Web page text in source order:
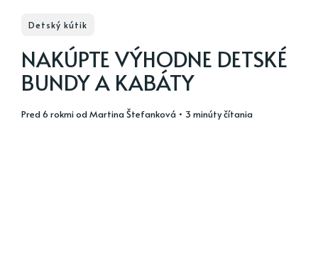
Detský kútik
NAKÚPTE VÝHODNE DETSKÉ
BUNDY A KABÁTY
pred 6 rokmiodMartina Štefanková • 3 minúty čítania